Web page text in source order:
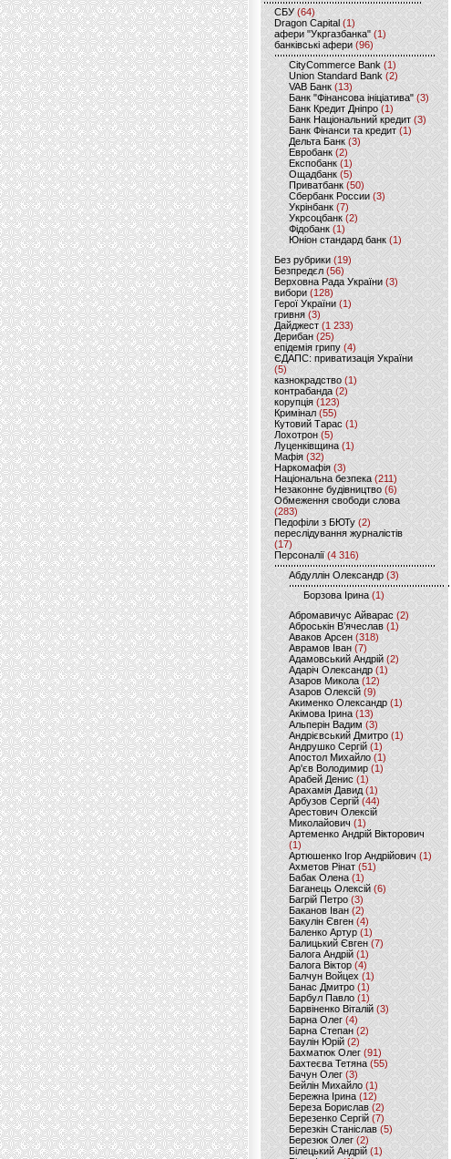
CБУ (64)
Dragon Capital (1)
афери "Укргазбанка" (1)
банківські афери (96)
CityCommerce Bank (1)
Union Standard Bank (2)
VAB Банк (13)
Банк "Фінансова ініціатива" (3)
Банк Кредит Дніпро (1)
Банк Національний кредит (3)
Банк Фінанси та кредит (1)
Дельта Банк (3)
Евробанк(2)
Експобанк (1)
Ощадбанк(5)
Приватбанк (50)
Сбербанк России (3)
Укрінбанк(7)
Укрсоцбанк (2)
Фідобанк (1)
Юніон стандард банк(1)
Без рубрики (19)
Безпредєл(56)
Верховна Рада України (3)
вибори(128)
Герої України(1)
гривня (3)
Дайджест (1 233)
Дерибан (25)
епідемія грипу (4)
ЄДАПС: приватизація України
(5)
казнокрадство (1)
контрабанда (2)
корупція (123)
Кримінал (55)
Кутовий Тарас (1)
Лохотрон(5)
Луценківщина (1)
Мафія (32)
Наркомафія (3)
Національна безпека (211)
Незаконне будівництво(6)
Обмеження свободи слова
(283)
Педофіли з БЮТу (2)
переслідування журналістів
(17)
Персоналії (4 316)
Абдуллін Олександр (3)
Борзова Ірина(1)
Абромавичус Айварас (2)
Аброськін В’ячеслав(1)
Аваков Арсен (318)
Аврамов Іван (7)
Адамовський Андрій(2)
Адаріч Олександр (1)
Азаров Микола (12)
Азаров Олексій (9)
Акименко Олександр(1)
Акімова Ірина(13)
Альперін Вадим (3)
Андрієвський Дмитро(1)
Андрушко Сергій(1)
Апостол Михайло(1)
Ар'єв Володимир (1)
Арабей Денис(1)
Арахамія Давид (1)
Арбузов Сергій (44)
Арестович Олексій
Миколайович(1)
Артеменко Андрій Вікторович
(1)
Артюшенко Ігор Андрійович(1)
Ахметов Рінат(51)
Бабак Олена(1)
Баганець Олексій(6)
Багрій Петро (3)
Баканов Іван(2)
Бакулін Євген (4)
Баленко Артур(1)
Балицький Євген(7)
Балога Андрій (1)
Балога Віктор (4)
Балчун Войцех (1)
Банас Дмитро (1)
Барбул Павло(1)
Барвіненко Віталій(3)
Барна Олег (4)
Барна Степан (2)
Баулін Юрій (2)
Бахматюк Олег (91)
Бахтеєва Тетяна(55)
Бачун Олег (3)
Бейлін Михайло (1)
Бережна Ірина(12)
Береза Борислав(2)
Березенко Сергій (7)
Березкін Станіслав (5)
Березюк Олег(2)
Білецький Андрій (1)